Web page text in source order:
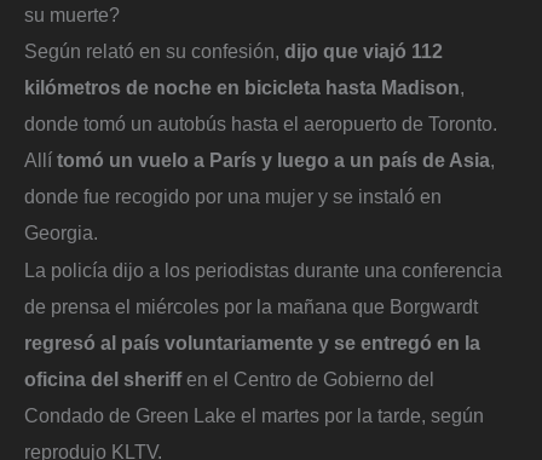
su muerte?
Según relató en su confesión, dijo que viajó 112
kilómetros de noche en bicicleta hasta Madison,
donde tomó un autobús hasta el aeropuerto de Toronto.
Allí tomó un vuelo a París y luego a un país de Asia,
donde fue recogido por una mujer y se instaló en
Georgia.
La policía dijo a los periodistas durante una conferencia
de prensa el miércoles por la mañana que Borgwardt
regresó al país voluntariamente y se entregó en la
oficina del sheriffen el Centro de Gobierno del
Condado de Green Lake el martes por la tarde, según
reprodujo KLTV.